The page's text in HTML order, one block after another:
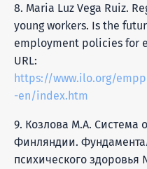
8. Maria Luz Vega Ruiz.
young workers. Is the
employment policies for
URL:
https://www.ilo.org/
-en/index.htm
9. Козлова М.А. Система
Финляндии.
психического здоровья